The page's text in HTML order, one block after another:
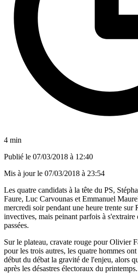
4 min
Publié le 07/03/2018 à 12:40
Mis à jour le 07/03/2018 à 23:54
Les quatre candidats à la tête du PS,
Faure, Luc Carvounas et Emmanuel
mercredi soir pendant une heure trente
invectives, mais peinant parfois à s'extraire
passées.
Sur le plateau, cravate rouge pour Olivier
pour les trois autres, les quatre hommes
début du débat la gravité de l'enjeu, alors
après les désastres électoraux du printemps.